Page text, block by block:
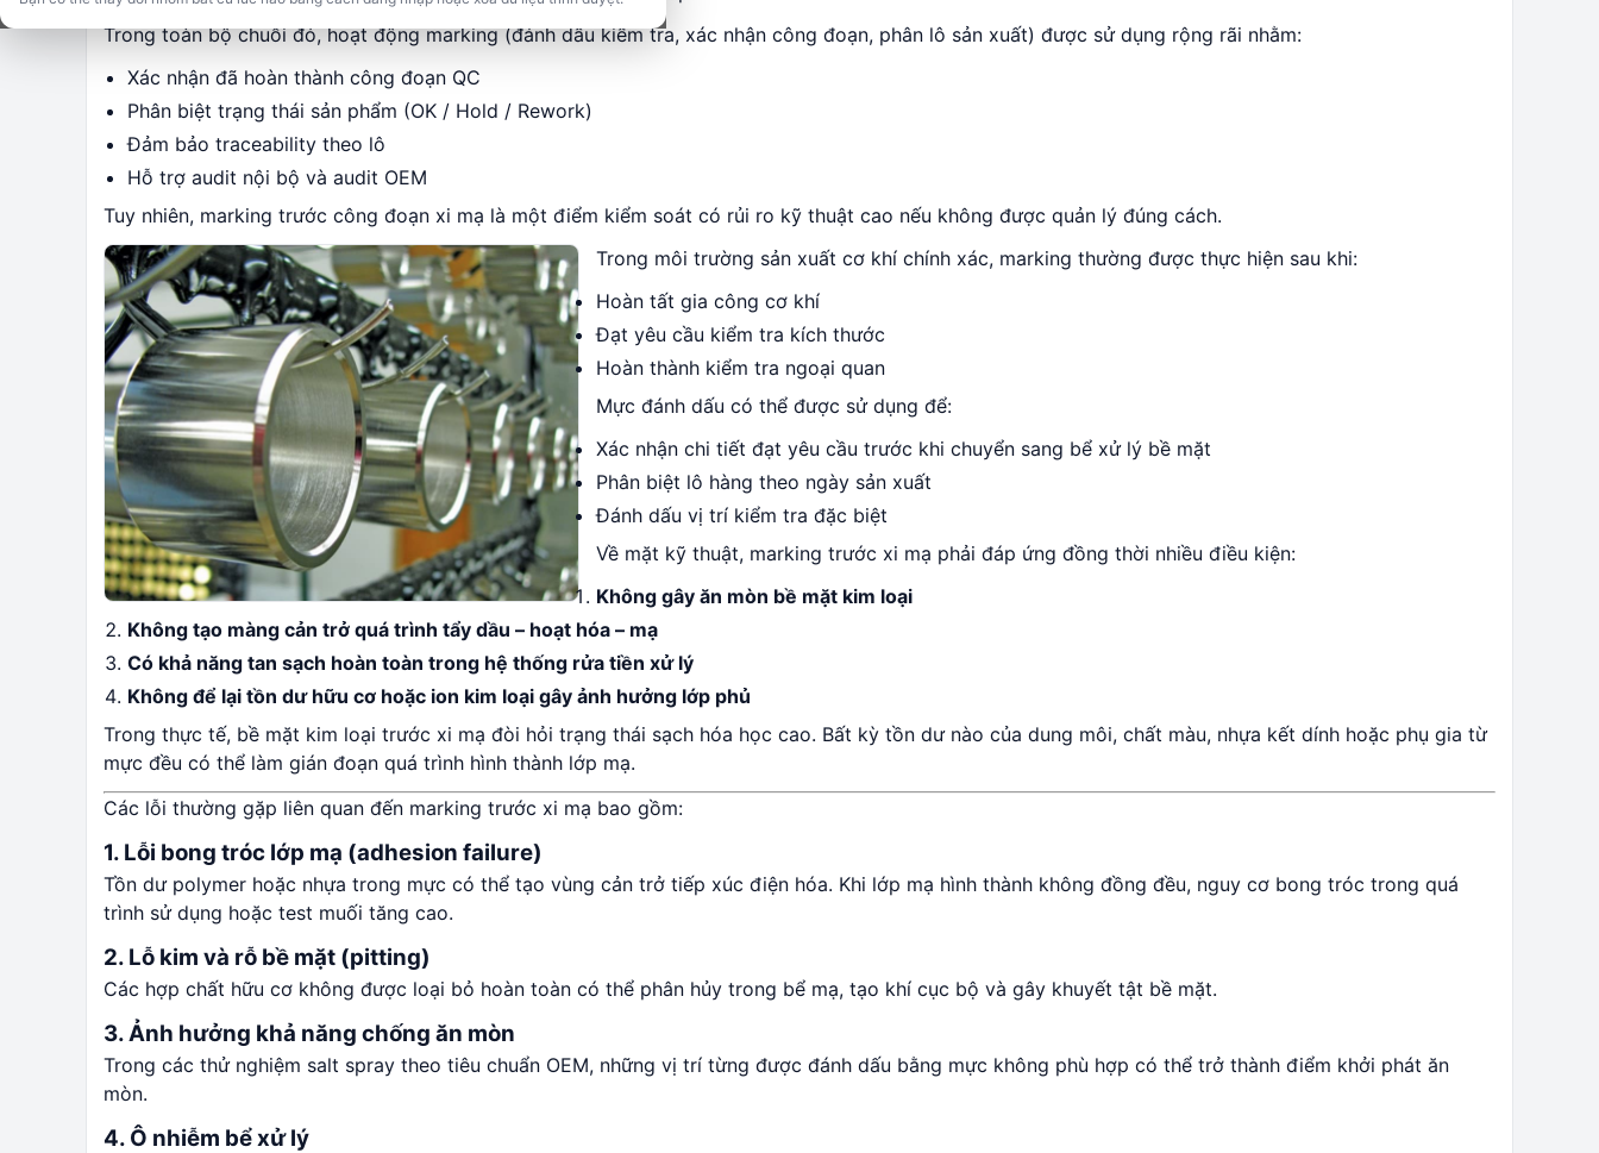
Trong toàn bộ chuỗi đó, hoạt động marking (đánh dấu kiểm tra, xác nhận công đoạn, phân lô sản xuất) được sử dụng rộng rãi nhằm:
Xác nhận đã hoàn thành công đoạn QC
Phân biệt trạng thái sản phẩm (OK / Hold / Rework)
Đảm bảo traceability theo lô
Hỗ trợ audit nội bộ và audit OEM
Tuy nhiên, marking trước công đoạn xi mạ là một điểm kiểm soát có rủi ro kỹ thuật cao nếu không được quản lý đúng cách.
Trong môi trường sản xuất cơ khí chính xác, marking thường được thực hiện sau khi:
Hoàn tất gia công cơ khí
Đạt yêu cầu kiểm tra kích thước
Hoàn thành kiểm tra ngoại quan
Mực đánh dấu có thể được sử dụng để:
Xác nhận chi tiết đạt yêu cầu trước khi chuyển sang bể xử lý bề mặt
Phân biệt lô hàng theo ngày sản xuất
Đánh dấu vị trí kiểm tra đặc biệt
Về mặt kỹ thuật, marking trước xi mạ phải đáp ứng đồng thời nhiều điều kiện:
Không gây ăn mòn bề mặt kim loại
Không tạo màng cản trở quá trình tẩy dầu – hoạt hóa – mạ
Có khả năng tan sạch hoàn toàn trong hệ thống rửa tiền xử lý
Không để lại tồn dư hữu cơ hoặc ion kim loại gây ảnh hưởng lớp phủ
Trong thực tế, bề mặt kim loại trước xi mạ đòi hỏi trạng thái sạch hóa học cao. Bất kỳ tồn dư nào của dung môi, chất màu, nhựa kết dính hoặc phụ gia từ
mực đều có thể làm gián đoạn quá trình hình thành lớp mạ.
Các lỗi thường gặp liên quan đến marking trước xi mạ bao gồm:
1. Lỗi bong tróc lớp mạ (adhesion failure)
Tồn dư polymer hoặc nhựa trong mực có thể tạo vùng cản trở tiếp xúc điện hóa. Khi lớp mạ hình thành không đồng đều, nguy cơ bong tróc trong quá
trình sử dụng hoặc test muối tăng cao.
2. Lỗ kim và rỗ bề mặt (pitting)
Các hợp chất hữu cơ không được loại bỏ hoàn toàn có thể phân hủy trong bể mạ, tạo khí cục bộ và gây khuyết tật bề mặt.
3. Ảnh hưởng khả năng chống ăn mòn
Trong các thử nghiệm salt spray theo tiêu chuẩn OEM, những vị trí từng được đánh dấu bằng mực không phù hợp có thể trở thành điểm khởi phát ăn
mòn.
4. Ô nhiễm bể xử lý